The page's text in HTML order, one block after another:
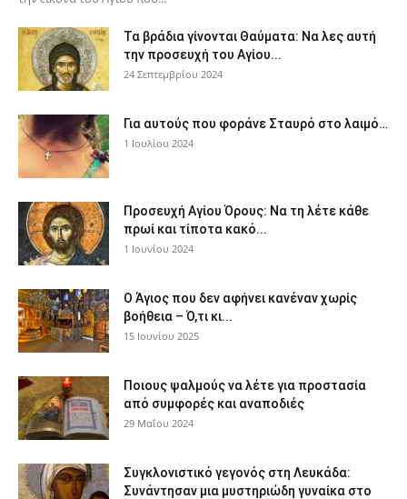
Τα βράδια γίνονται Θαύματα: Να λες αυτή
την προσευχή του Αγίου...
24 Σεπτεμβρίου 2024
Για αυτούς που φοράνε Σταυρό στο λαιμό…
1 Ιουλίου 2024
Προσευχή Αγίου Όρους: Να τη λέτε κάθε
πρωί και τίποτα κακό...
1 Ιουνίου 2024
Ο Άγιος που δεν αφήνει κανέναν χωρίς
βοήθεια – Ό,τι κι...
15 Ιουνίου 2025
Ποιους ψαλμούς να λέτε για προστασία
από συμφορές και αναποδιές
29 Μαΐου 2024
Συγκλονιστικό γεγονός στη Λευκάδα:
Συνάντησαν μια μυστηριώδη γυναίκα στο